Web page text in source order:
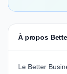
À propos
Le Better